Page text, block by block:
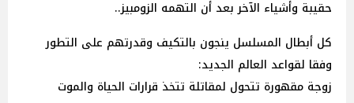
حقيبة وأشياء الآخر بعد أن التهمه الزومبيز..
كل أبطال المسلسل ينجون بالتكيف وقدرتهم على التطور
وفقا لقواعد العالم الجديد:
زوجة مقهورة تتحول لمقاتلة تتخذ قرارات الحياة والموت